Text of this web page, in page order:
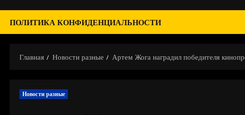
ПОЛИТИКА КОНФИДЕНЦИАЛЬНОСТИ
Главная Новости разные Артем Жога наградил победителя
Новости разные